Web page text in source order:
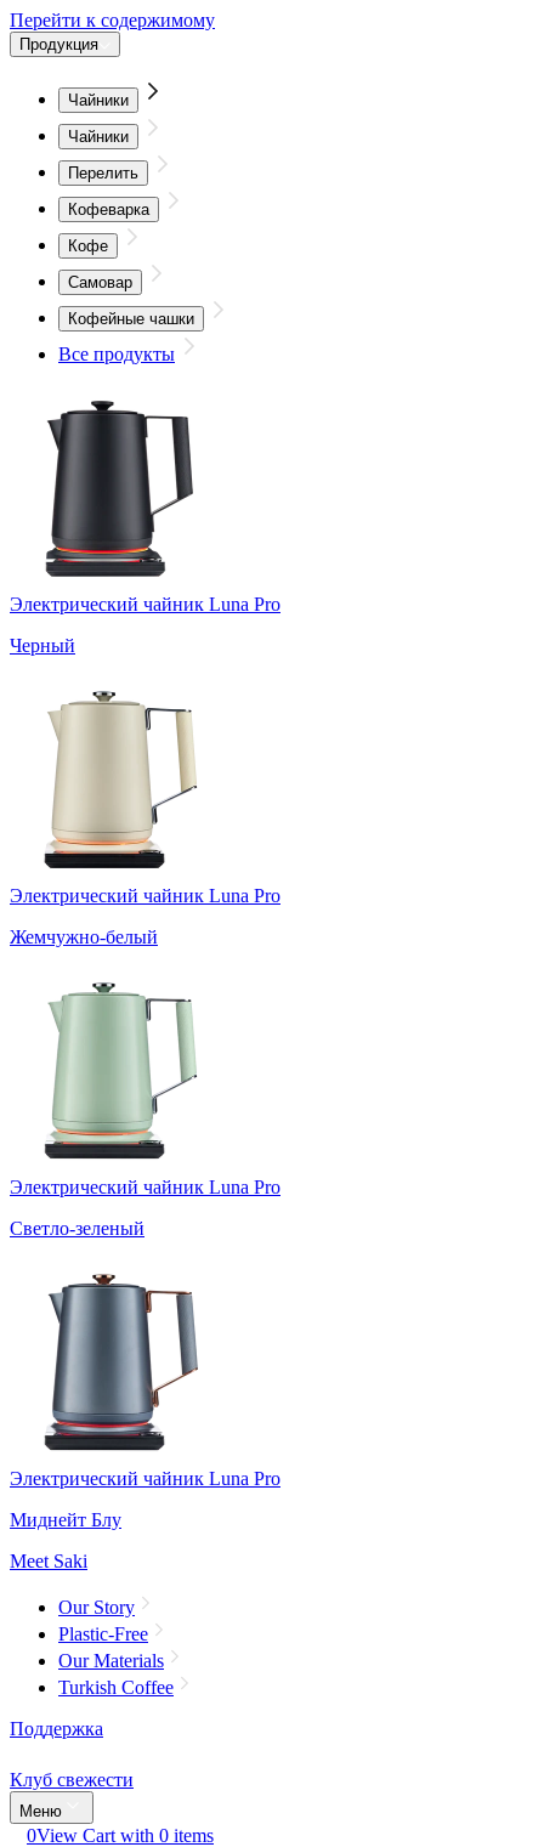
Перейти к содержимому
Продукция
Чайники
Чайники
Перелить
Кофеварка
Кофе
Самовар
Кофейные чашки
Все продукты
Электрический чайник Luna Pro
Черный
Электрический чайник Luna Pro
Жемчужно-белый
Электрический чайник Luna Pro
Светло-зеленый
Электрический чайник Luna Pro
Миднейт Блу
Meet Saki
Our Story
Plastic-Free
Our Materials
Turkish Coffee
Поддержка
Клуб свежести
Меню
0View Cart with 0 items